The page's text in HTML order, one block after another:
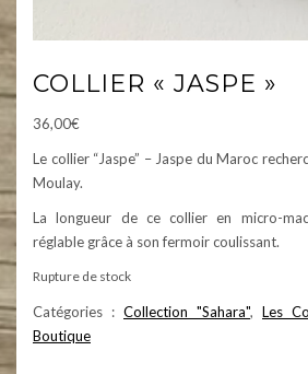
COLLIER « JASPE »
36,00€
Le collier “Jaspe” – Jaspe du Maroc
Moulay.
La longueur de ce collier en micro-
réglable grâce à son fermoir coulissant.
Rupture de stock
Catégories : Collection "Sahara", Les
Boutique